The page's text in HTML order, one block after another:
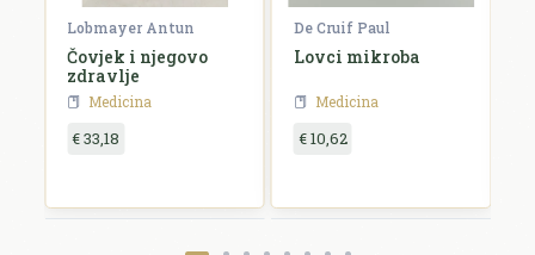
Lobmayer Antun
Čovjek i njegovo
zdravlje
Medicina
€ 33,18
De Cruif Paul
Lovci mikroba
Medicina
€ 10,62